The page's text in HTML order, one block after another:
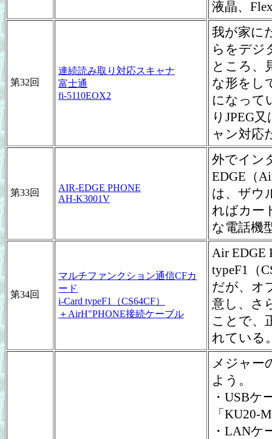
液晶、
第32回
連続読み取り対応スキャナ
富士通
fi-5110EOX2
我が家に
らをデジ
ところ、
な形をし
になって
りJPEG
ャン対応
第33回
AIR-EDGE PHONE
AH-K3001V
外でイン
EDGE（
は、ザウ
ればカー
な電話機
第34回
マルチファンクション通信CFカ
ード
i-Card typeF1（CS64CF）
＋AirH"PHONE接続ケーブル
Air EDGE
typeF1（
だが、オ
意し、さ
ことで、
れている
メジャー
よう。
・USB
「KU20-
・LAN